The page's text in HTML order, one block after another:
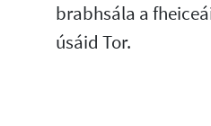
brabhsála a
úsáid Tor.